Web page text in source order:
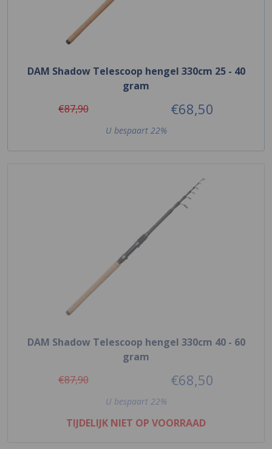
DAM Shadow Telescoop hengel 330cm 25 - 40
gram
€87,90
€68,50
U bespaart 22%
DAM Shadow Telescoop hengel 330cm 40 - 60
gram
€87,90
€68,50
U bespaart 22%
TIJDELIJK NIET OP VOORRAAD